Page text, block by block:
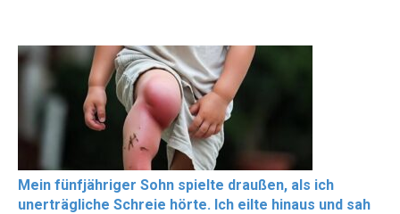
Mein fünfjähriger Sohn spielte draußen, als ich
unerträgliche Schreie hörte. Ich eilte hinaus und sah